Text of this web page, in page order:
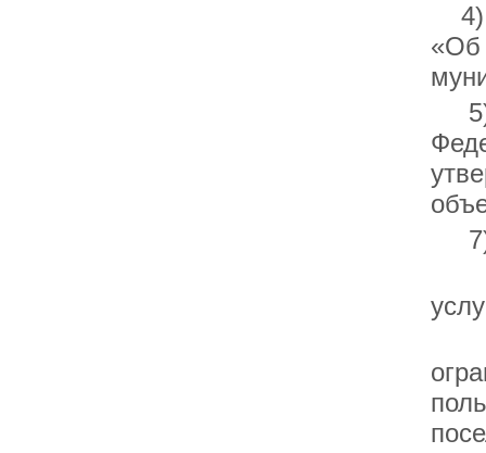
4)
«Об
5)
7)